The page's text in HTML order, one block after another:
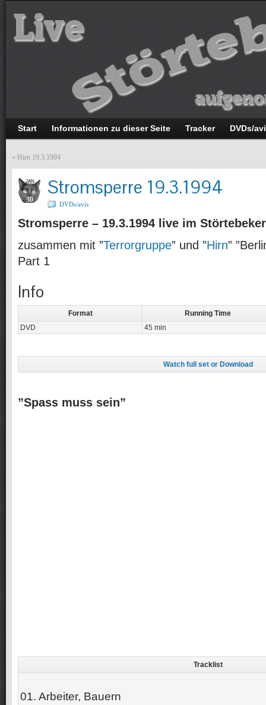
Start Informationen zu dieser Seite Tracker DVDs/
« Hirn 19.3.1994
JAN
30
Stromsperre 19.3.1994
DVDs/avis
Stromsperre – 19.3.1994 live im Störtebeker
zusammen mit ”Terrorgruppe” und ”Hirn”
Part 1
Info
Format
Running Time
DVD
45 min
Watch full set or Download
”Spass muss sein”
Tracklist
01. Arbeiter, Bauern